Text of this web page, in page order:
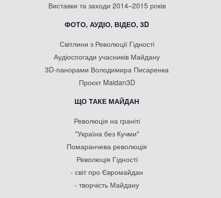
Виставки та заходи 2014–2015 років
ФОТО, АУДІО, ВІДЕО, 3D
Світлини з Революції Гідності
Аудіоспогади учасників Майдану
3D-панорами Володимира Писаренка
Проєкт Maidan3D
ЩО ТАКЕ МАЙДАН
Революція на граніті
"Україна без Кучми"
Помаранчева революція
Революція Гідності
- світ про Євромайдан
- творчість Майдану